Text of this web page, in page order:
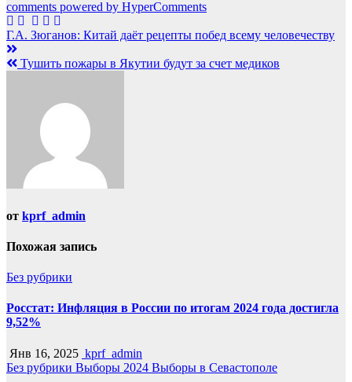
comments powered by HyperComments
Навигация
по
Г.А. Зюганов: Китай даёт рецепты побед всему человечеству
Тушить пожары в Якутии будут за счет медиков
от kprf_admin
Похожая запись
Без рубрики
Росстат: Инфляция в России по итогам 2024 года достигла
9,52%
Янв 16, 2025 kprf_admin
Без рубрики Выборы 2024 Выборы в Севастополе